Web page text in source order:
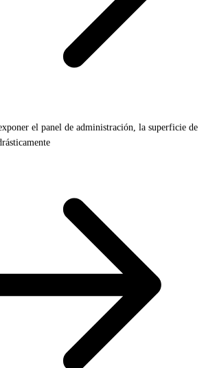
el panel de administración, la superficie de